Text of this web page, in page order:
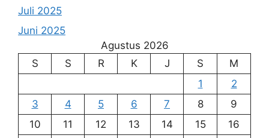
Juli 2025
Juni 2025
Agustus 2026
S
S R K J S
M
1
2
3
4 5 6 7 8
9
10
11 12 13 14 15
16